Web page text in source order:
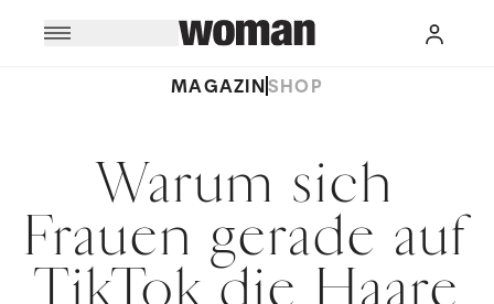
MAGAZINSHOP
Warum sich
Frauen gerade auf
TikTok die Haare